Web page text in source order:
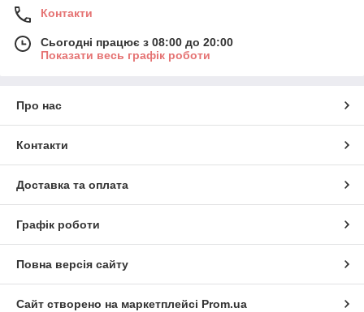
Контакти
Сьогодні працює з 08:00 до 20:00
Показати весь графік роботи
Про нас
Контакти
Доставка та оплата
Графік роботи
Повна версія сайту
Сайт створено на маркетплейсі Prom.ua